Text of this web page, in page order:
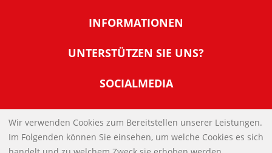
INFORMATIONEN
Warum NachDenkSeiten
Tipps zur Nutzung der NachDenkSeiten
Banner und E-Mail-Signaturen
Links
UNTERSTÜTZEN SIE UNS?
Werden Sie Fördermitglied
Spenden Sie Online
SOCIALMEDIA
IMPRESSUM
DATENSCHUTZERKLÄRUNG
Wir verwenden Cookies zum Bereitstellen unserer Leistungen.
Im Folgenden können Sie einsehen, um welche Cookies es sich